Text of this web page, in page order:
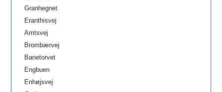
Granhegnet
Eranthisvej
Amtsvej
Brombærvej
Banetorvet
Engbuen
Enhøjsvej